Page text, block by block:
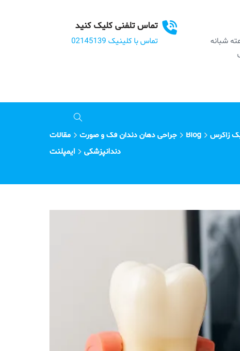
تماس تلفنی کلیک کنید
تماس با کلینیک 02145139
24 ساعته شبانه
زاگرس Blog جراحی دهان دندان فک و صورت
مقالات
دندانپزشکی
ایمپلنت